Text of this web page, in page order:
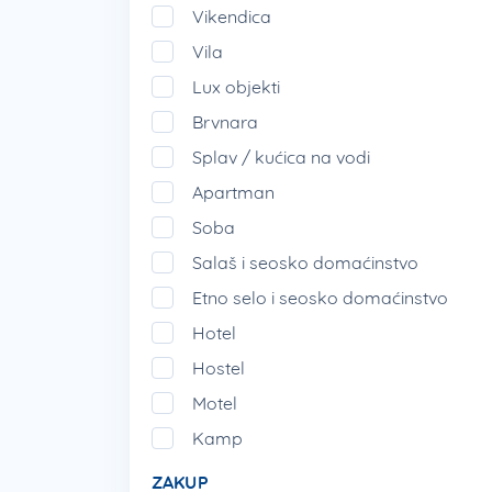
za sve one koji žele da
mogu biti i te kako povoljna opcija,
Vikendica
Vila
Lux objekti
Brvnara
Splav / kućica na vodi
Apartman
Soba
Salaš i seosko domaćinstvo
Etno selo i seosko domaćinstvo
Hotel
Hostel
Motel
Kamp
ZAKUP